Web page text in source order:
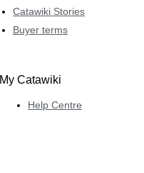
Catawiki Stories
Buyer terms
My Catawiki
Help Centre